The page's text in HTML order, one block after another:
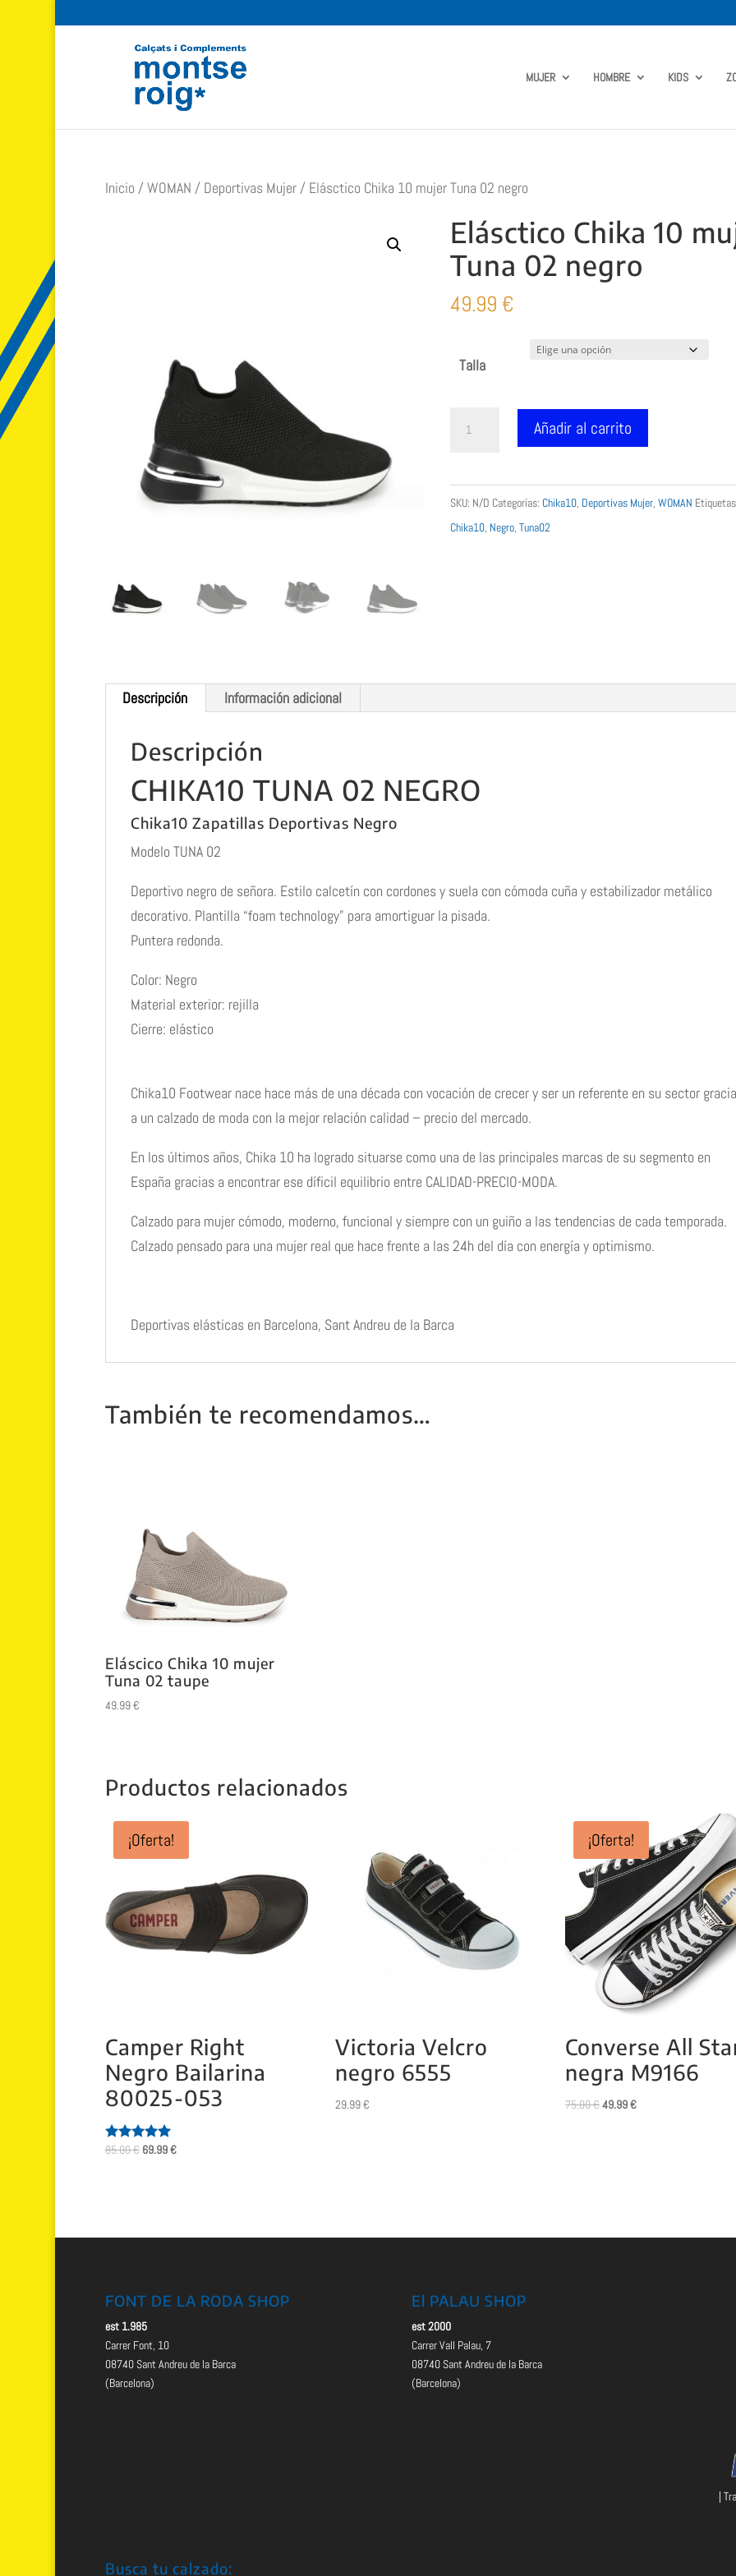
MUJER HOMBRE KIDS
Inicio /WOMAN / Deportivas Mujer/ Elásctico Chika 10 mujer Tuna 02 negro
Elásctico Chika 10
Tuna 02 negro
49.99 €
Talla
Añadir al carrito
SKU: N/D Categorías: Chika10, Deportivas Mujer,WOMAN
Chika10, Negro,Tuna02
Descripción Información adicional
Descripción
CHIKA10 TUNA 02 NEGRO
Chika10 Zapatillas Deportivas Negro
Modelo TUNA 02
Deportivo negro de señora. Estilo calcetín con cordones y suela con cómoda cuña y estabilizador metálico
decorativo. Plantilla “foam technology” para amortiguar la pisada.
Puntera redonda.
Color: Negro
Material exterior: rejilla
Cierre: elástico
Chika10 Footwear nace hace más de una década con vocación de crecer y ser un referente en su sector
a un calzado de moda con la mejor relación calidad – precio del mercado.
En los últimos años, Chika 10 ha logrado situarse como una de las principales marcas de su segmento en
España gracias a encontrar ese díficil equilibrio entre CALIDAD-PRECIO-MODA.
Calzado para mujer cómodo, moderno, funcional y siempre con un guiño a las tendencias de cada temporada.
Calzado pensado para una mujer real que hace frente a las 24h del día con energía y optimismo.
Deportivas elásticas en Barcelona, Sant Andreu de la Barca
También te recomendamos…
Eláscico Chika 10 mujer
Tuna 02 taupe
49.99€
Productos relacionados
¡Oferta!
Camper Right
Negro Bailarina
80025-053
Valorado
85.00€ El
69.99€El
Victoria Velcro
negro 6555
29.99€
¡Oferta!
Converse All
negra M9166
75.00€El
49.99€El
FONT DE LA RODA SHOP
est 1.985
Carrer Font, 10
08740 Sant Andreu de la Barca
(Barcelona)
Busca tu calzado:
El PALAU SHOP
est 2000
Carrer Vall Palau, 7
08740 Sant Andreu de la Barca
(Barcelona)
|